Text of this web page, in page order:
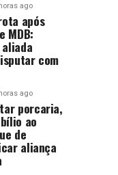
ago
após
MDB:
aliada
com
ago
porcaria,
ao
de
aliança